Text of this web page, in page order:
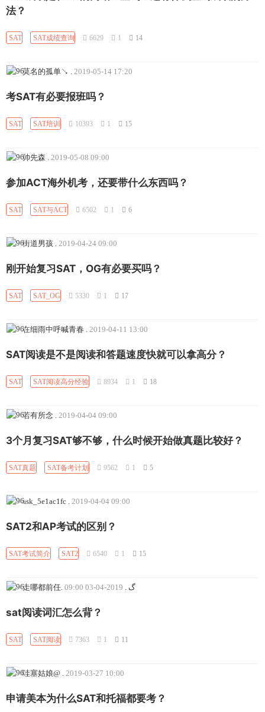
法？
SAT SAT成绩查询 6629 1 14
莫名的孤单↘ 2019-05-14 17:20
考SAT有必要报班吗？
SAT SAT培训 10393 1 15
帅先森 2019-05-08 09:00
参加ACT海外机考，还要带什么东西吗？
SAT SAT与ACT 6502 1 6
街道男孩 2019-04-24 09:00
刚开始复习SAT，OG有必要买吗？
SAT SAT_OG 5330 1 17
在细雨中呼喊青春 2019-04-11 13:00
SAT阅读是不是阅读和答题速度快就可以拿高分？
SAT SAT阅读高分经验 8934 1 18
若有所念 2019-04-04 09:00
3个月复习SAT够不够，什么时候开始做真题比较好？
SAT真题 SAT备考计划 9562 1 5
ask_5e1ac1fc 2019-04-04 09:00
SAT2和AP考试的区别？
SAT考试简介 SAT2 6540 1 15
走哪都前任. گ 2019-04-03 09:00
sat阅读词汇怎么背？
SAT SAT阅读 7363 1 11
哇塞姑娘@ 2019-03-27 10:00
申请美本为什么SAT和托福都要考？